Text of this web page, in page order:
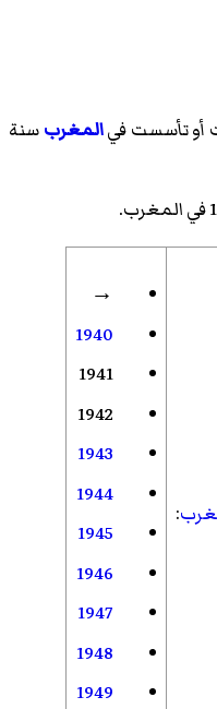
أو تأسست فيالمغربسنة
.
:
→
1940
1941
1942
1943
1944
1945
1946
1947
1948
1949